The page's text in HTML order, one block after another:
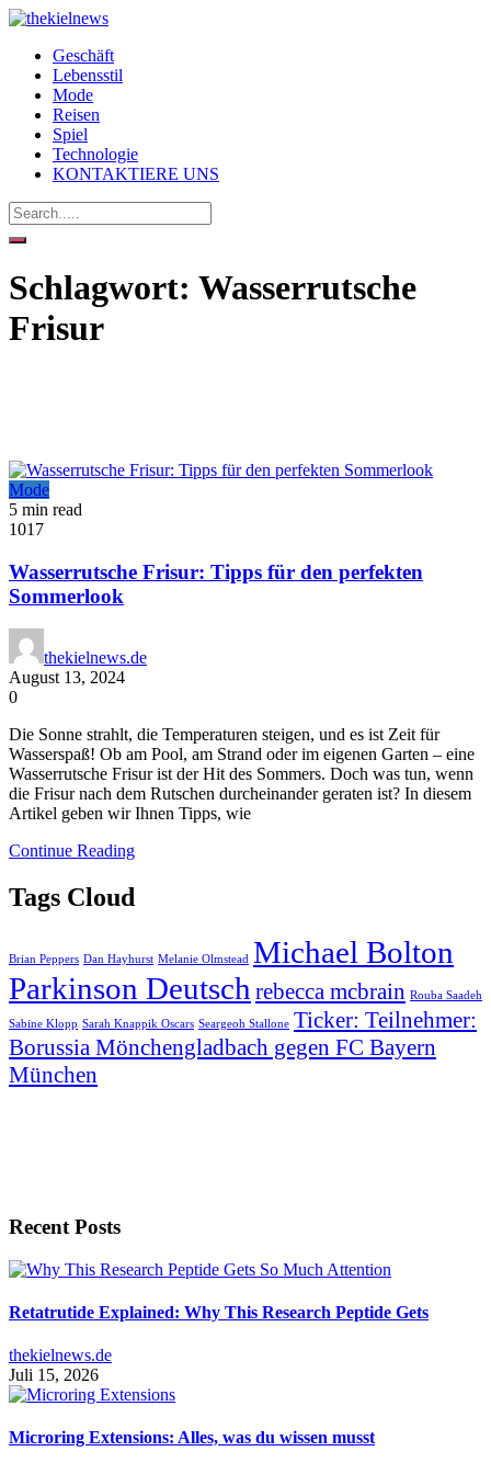
Geschäft
Lebensstil
Mode
Reisen
Spiel
Technologie
KONTAKTIERE UNS
Schlagwort: Wasserrutsche
Frisur
Mode
5 min read
1017
Wasserrutsche Frisur: Tipps für den perfekten
Sommerlook
thekielnews.de
August 13, 2024
0
Die Sonne strahlt, die Temperaturen steigen, und es ist Zeit für
Wasserspaß! Ob am Pool, am Strand oder im eigenen Garten – eine
Wasserrutsche Frisur ist der Hit des Sommers. Doch was tun, wenn
die Frisur nach dem Rutschen durcheinander geraten ist? In diesem
Artikel geben wir Ihnen Tipps, wie
Continue Reading
Tags Cloud
Brian Peppers Dan Hayhurst Melanie Olmstead Michael Bolton
Parkinson Deutsch rebecca mcbrain Rouba Saadeh
Sabine Klopp Sarah Knappik Oscars Seargeoh Stallone Ticker: Teilnehmer:
Borussia Mönchengladbach gegen FC Bayern
München
Recent Posts
Retatrutide Explained: Why This Research Peptide Gets
thekielnews.de
Juli 15, 2026
Microring Extensions: Alles, was du wissen musst